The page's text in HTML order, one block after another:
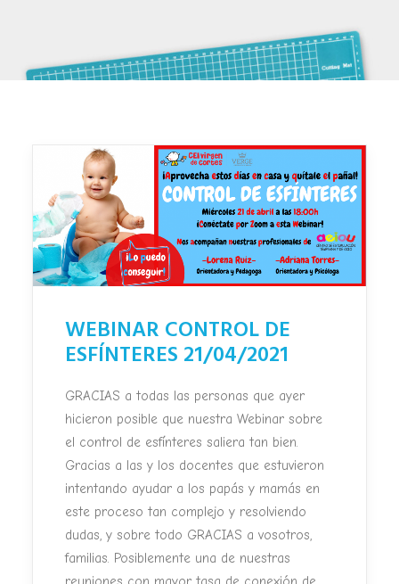
WEBINAR CONTROL DE
ESFÍNTERES 21/04/2021
GRACIAS a todas las personas que ayer
hicieron posible que nuestra Webinar sobre
el control de esfínteres saliera tan bien.
Gracias a las y los docentes que estuvieron
intentando ayudar a los papás y mamás en
este proceso tan complejo y resolviendo
dudas, y sobre todo GRACIAS a vosotros,
familias. Posiblemente una de nuestras